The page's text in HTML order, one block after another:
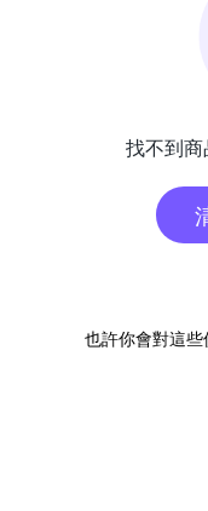
找不到商
也許你會對這些